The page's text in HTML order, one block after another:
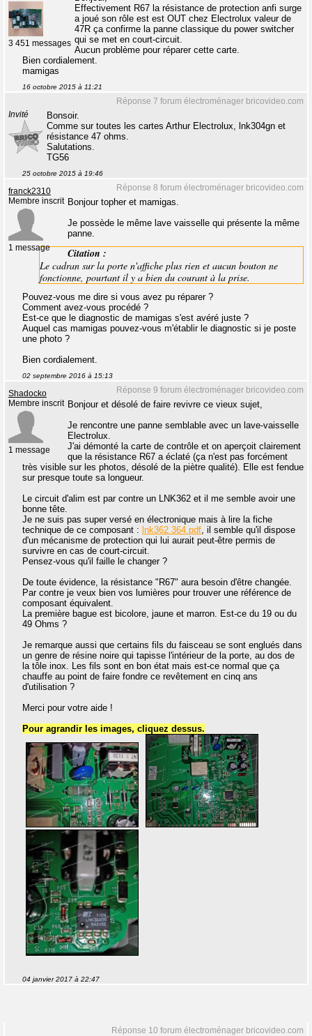
3 451 messages
Effectivement R67 la résistance de protection anfi surge
a joué son rôle est est OUT chez Electrolux valeur de
47R ça confirme la panne classique du power switcher
qui se met en court-circuit.
Aucun problème pour réparer cette carte.
Bien cordialement.
mamigas
16 octobre 2015 à 11:21
Réponse 7 forum électroménager bricovideo.com
Invité
Bonsoir.
Comme sur toutes les cartes Arthur Electrolux, lnk304gn et
résistance 47 ohms.
Salutations.
TG56
25 octobre 2015 à 19:46
Réponse 8 forum électroménager bricovideo.com
franck2310
Membre inscrit
1 message
Bonjour topher et mamigas.
Je possède le même lave vaisselle qui présente la même
panne.
Citation :
Le cadran sur la porte n'affiche plus rien et aucun bouton ne
fonctionne, pourtant il y a bien du courant à la prise.
Pouvez-vous me dire si vous avez pu réparer ?
Comment avez-vous procédé ?
Est-ce que le diagnostic de mamigas s'est avéré juste ?
Auquel cas mamigas pouvez-vous m'établir le diagnostic si je poste
une photo ?
Bien cordialement.
02 septembre 2016 à 15:13
Réponse 9 forum électroménager bricovideo.com
Shadocko
Membre inscrit
1 message
Bonjour et désolé de faire revivre ce vieux sujet,
Je rencontre une panne semblable avec un lave-vaisselle
Electrolux.
J'ai démonté la carte de contrôle et on aperçoit clairement
que la résistance R67 a éclaté (ça n'est pas forcément
très visible sur les photos, désolé de la piètre qualité). Elle est fendue
sur presque toute sa longueur.
Le circuit d'alim est par contre un LNK362 et il me semble avoir une
bonne tête.
Je ne suis pas super versé en électronique mais à lire la fiche
technique de ce composant : lnk362 364.pdf , il semble qu'il dispose
d'un mécanisme de protection qui lui aurait peut-être permis de
survivre en cas de court-circuit.
Pensez-vous qu'il faille le changer ?
De toute évidence, la résistance "R67" aura besoin d'être changée.
Par contre je veux bien vos lumières pour trouver une référence de
composant équivalent.
La première bague est bicolore, jaune et marron. Est-ce du 19 ou du
49 Ohms ?
Je remarque aussi que certains fils du faisceau se sont englués dans
un genre de résine noire qui tapisse l'intérieur de la porte, au dos de
la tôle inox. Les fils sont en bon état mais est-ce normal que ça
chauffe au point de faire fondre ce revêtement en cinq ans
d'utilisation ?
Merci pour votre aide !
Pour agrandir les images, cliquez dessus.
04 janvier 2017 à 22:47
Réponse 10 forum électroménager bricovideo.com